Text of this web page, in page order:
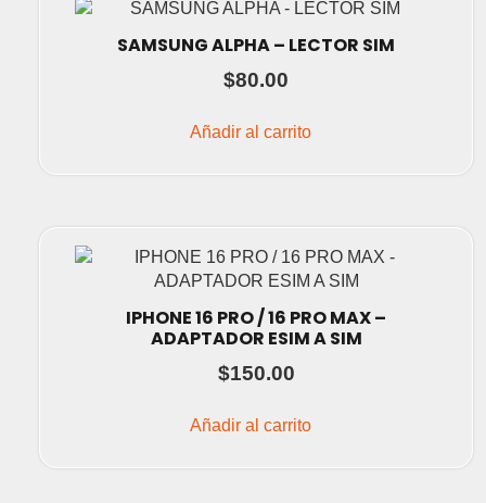
SAMSUNG ALPHA – LECTOR SIM
$80.00
Añadir al carrito
IPHONE 16 PRO / 16 PRO MAX –
ADAPTADOR ESIM A SIM
$150.00
Añadir al carrito